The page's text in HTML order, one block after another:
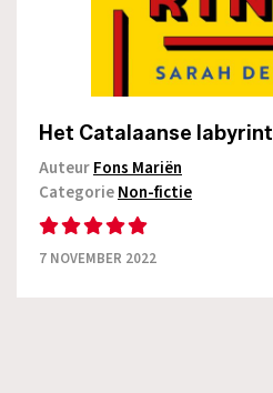
Het Catalaanse labyrint
AuteurFons Mariën
CategorieNon-fictie
7 NOVEMBER 2022